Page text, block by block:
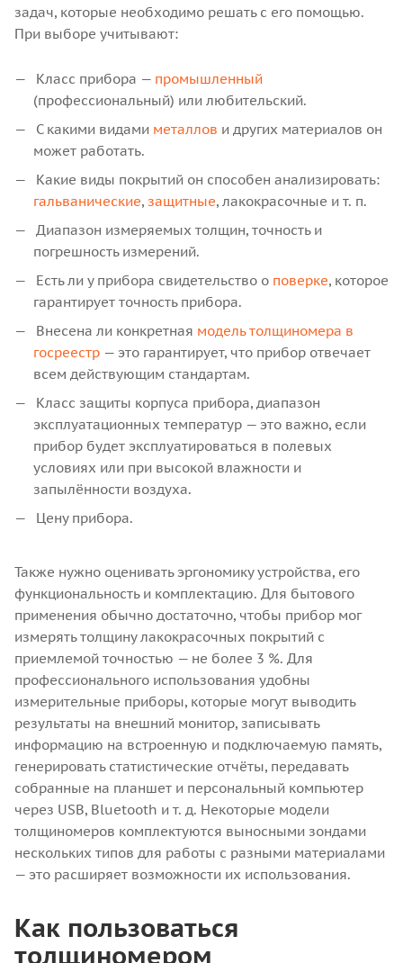
задач, которые необходимо решать с его помощью.
При выборе учитывают:
Класс прибора — промышленный
(профессиональный) или любительский.
С какими видами металлов и других материалов он
может работать.
Какие виды покрытий он способен анализировать:
гальванические, защитные, лакокрасочные и т. п.
Диапазон измеряемых толщин, точность и
погрешность измерений.
Есть ли у прибора свидетельство о поверке, которое
гарантирует точность прибора.
Внесена ли конкретная модель толщиномера в
госреестр — это гарантирует, что прибор отвечает
всем действующим стандартам.
Класс защиты корпуса прибора, диапазон
эксплуатационных температур — это важно, если
прибор будет эксплуатироваться в полевых
условиях или при высокой влажности и
запылённости воздуха.
Цену прибора.
Также нужно оценивать эргономику устройства, его
функциональность и комплектацию. Для бытового
применения обычно достаточно, чтобы прибор мог
измерять толщину лакокрасочных покрытий с
приемлемой точностью — не более 3 %. Для
профессионального использования удобны
измерительные приборы, которые могут выводить
результаты на внешний монитор, записывать
информацию на встроенную и подключаемую память,
генерировать статистические отчёты, передавать
собранные на планшет и персональный компьютер
через USB, Bluetooth и т. д. Некоторые модели
толщиномеров комплектуются выносными зондами
нескольких типов для работы с разными материалами
— это расширяет возможности их использования.
Как пользоваться
толщиномером